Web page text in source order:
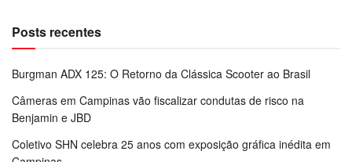
Posts recentes
Burgman ADX 125: O Retorno da Clássica Scooter ao Brasil
Câmeras em Campinas vão fiscalizar condutas de risco na
Benjamin e JBD
Coletivo SHN celebra 25 anos com exposição gráfica inédita em